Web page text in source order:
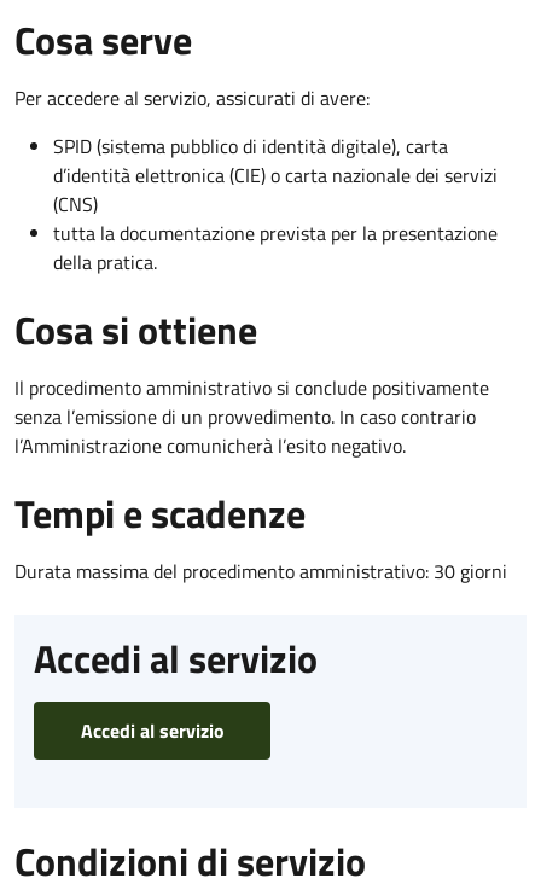
Cosa serve
Per accedere al servizio, assicurati di avere:
SPID (sistema pubblico di identità digitale), carta
d’identità elettronica (CIE) o carta nazionale dei servizi
(CNS)
tutta la documentazione prevista per la presentazione
della pratica.
Cosa si ottiene
Il procedimento amministrativo si conclude positivamente
senza l’emissione di un provvedimento. In caso contrario
l’Amministrazione comunicherà l’esito negativo.
Tempi e scadenze
Durata massima del procedimento amministrativo: 30 giorni
Accedi al servizio
Accedi al servizio
Condizioni di servizio